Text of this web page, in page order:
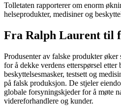
Tolletaten rapporterer om enorm
helseprodukter, medisiner og
Fra Ralph Laurent til
Produsenter av falske produkter
for å dekke verdens etterspørsel etter
beskyttelsesmasker, testsett og
på falsk produksjon. De stjeler
globale forsyningskjeder for å møte
videreforhandlere og kunder.